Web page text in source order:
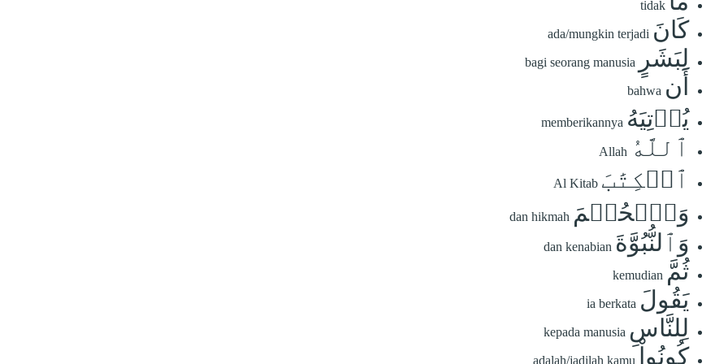
tidak
كَانَ ada/mungkin terjadi
لِبَشَرٍ bagi seorang manusia
أَن bahwa
يُؤۡتِيَهُ memberikannya
ٱللَّهُ Allah
ٱلۡكِتَٰبَ Al Kitab
وَٱلۡحُكۡمَ dan hikmah
وَٱلنُّبُوَّةَ dan kenabian
ثُمَّ kemudian
يَقُولَ ia berkata
لِلنَّاسِ kepada manusia
كُونُواْ adalah/jadilah kamu